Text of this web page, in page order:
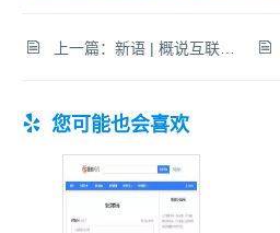
上一篇： 新语 | 概说互联网春秋那点事
您可能也会喜欢